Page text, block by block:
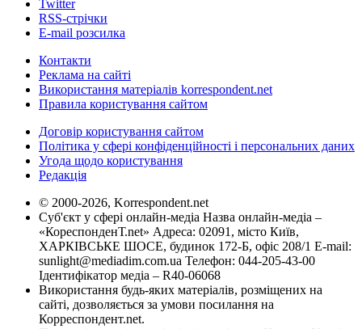
Twitter
RSS-стрічки
E-mail розсилка
Контакти
Реклама на сайті
Використання матеріалів korrespondent.net
Правила користування сайтом
Договір користування сайтом
Політика у сфері конфіденційності і персональних даних
Угода щодо користування
Редакція
© 2000-2026, Korrespondent.net
Суб'єкт у сфері онлайн-медіа Назва онлайн-медіа –
«КореспонденТ.net» Адреса: 02091, місто Київ,
ХАРКІВСЬКЕ ШОСЕ, будинок 172-Б, офіс 208/1 E-mail:
sunlight@mediadim.com.ua Телефон: 044-205-43-00
Ідентифікатор медіа – R40-06068
Використання будь-яких матеріалів, розміщених на
сайті, дозволяється за умови посилання на
Корреспондент.net.